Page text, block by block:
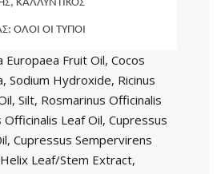
ΚΑΛΛΥΝΤΙΚΟΣ
ΟΛΟΙ ΟΙ ΤΥΠΟΙ
Fruit Oil, Cocos
Sodium Hydroxide, Ricinus
Silt, Rosmarinus Officinalis
Officinalis Leaf Oil, Cupressus
Cupressus Sempervirens
Leaf/Stem Extract,